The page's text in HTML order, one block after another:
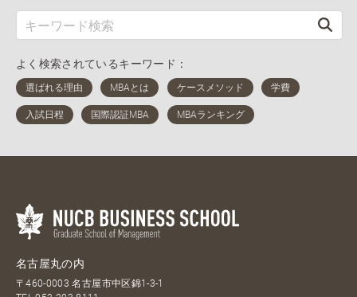
よく検索されているキーワード：
名古屋丸の内
〒460-0003 名古屋市中区錦1-3-1